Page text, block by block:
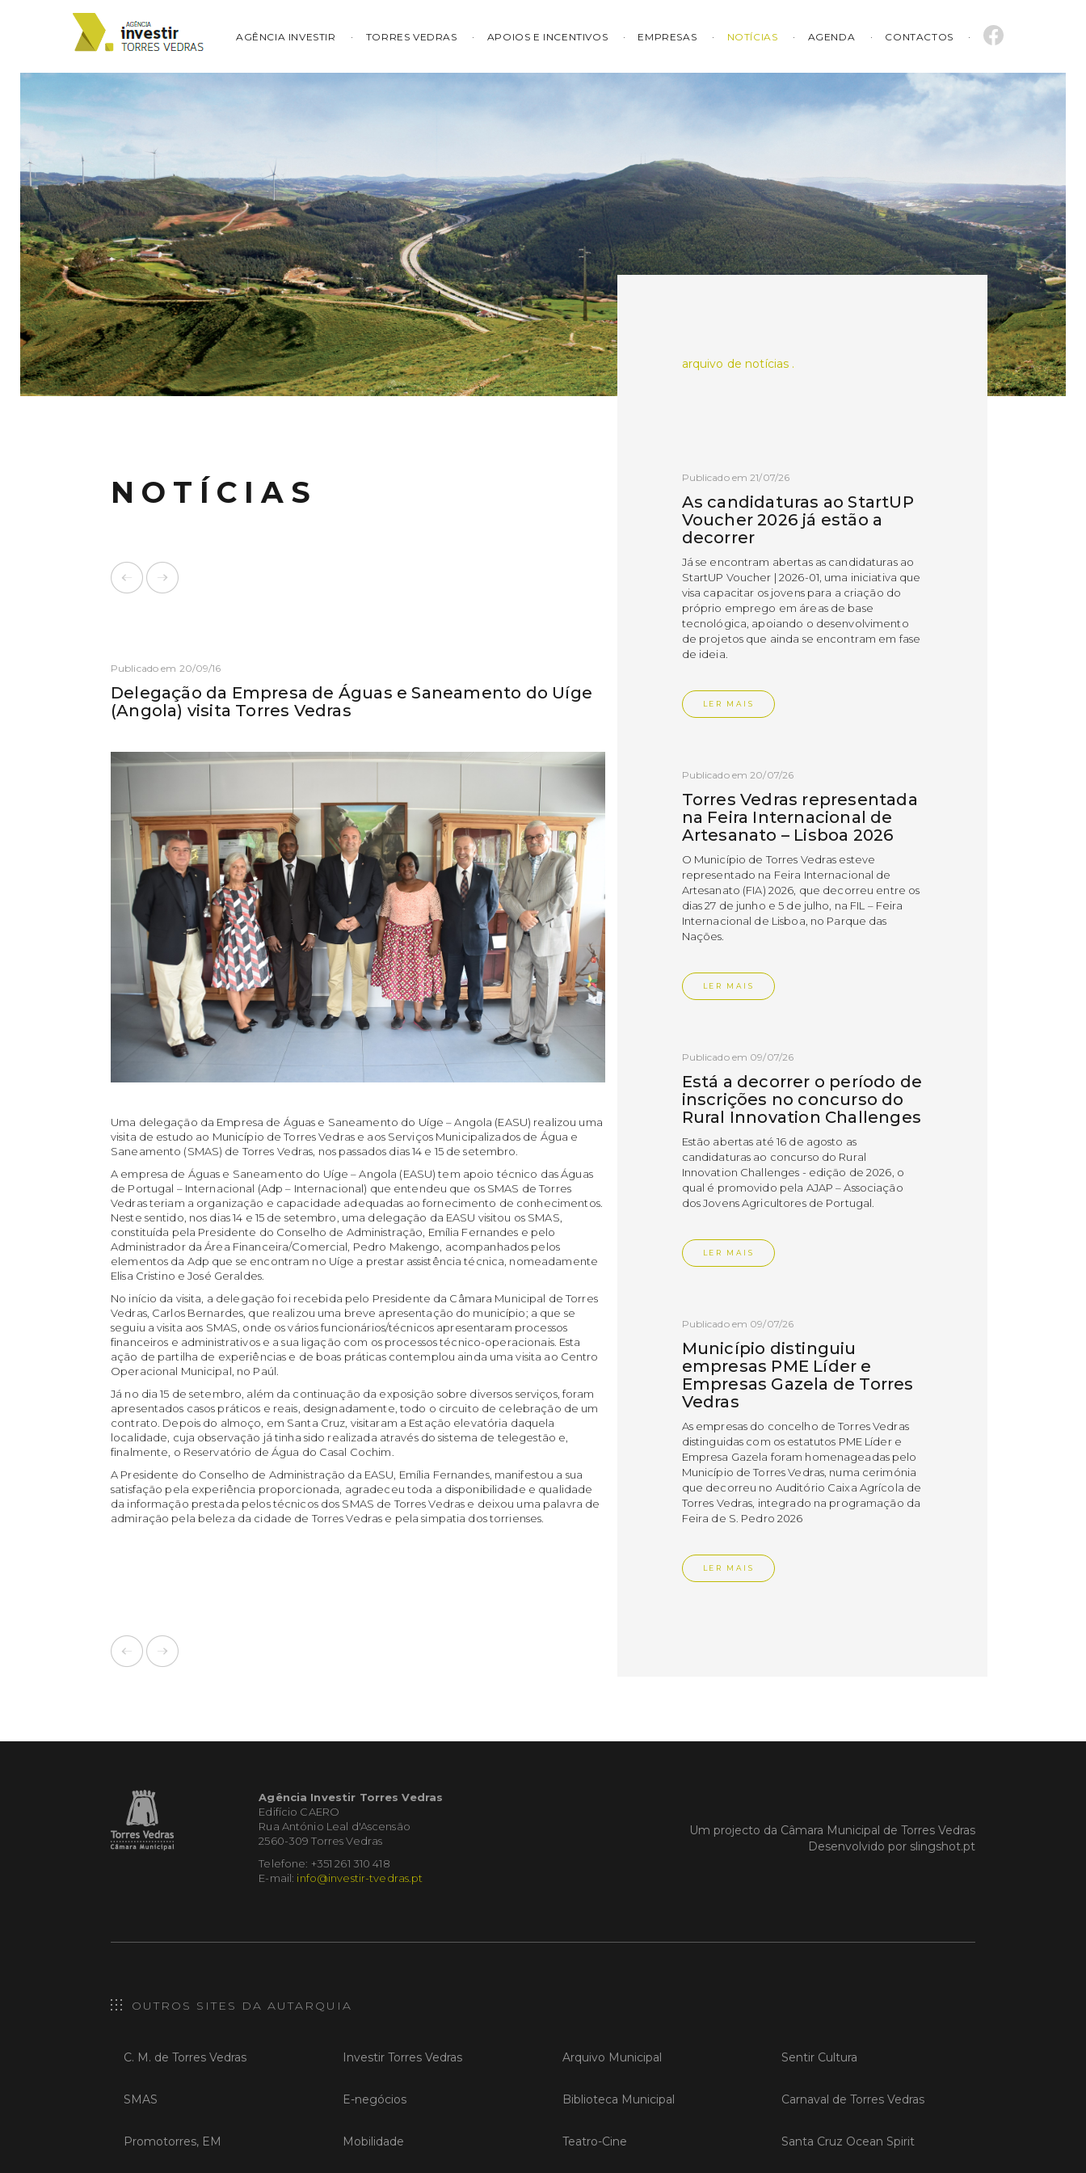
AGÊNCIA INVESTIR TORRES VEDRAS APOIOS E INCENTIVOS EMPRESAS NOTÍCIAS AGENDA CONTACTOS
NOTÍCIAS
Publicado em 20/09/16
Delegação da Empresa de Águas e Saneamento do Uíge
(Angola) visita Torres Vedras
Uma delegação da Empresa de Águas e Saneamento do Uíge – Angola (EASU) realizou uma
visita de estudo ao Município de Torres Vedras e aos Serviços Municipalizados de Água e
Saneamento (SMAS) de Torres Vedras, nos passados dias 14 e 15 de setembro.
A empresa de Águas e Saneamento do Uíge – Angola (EASU) tem apoio técnico das Águas
de Portugal – Internacional (Adp – Internacional) que entendeu que os SMAS de Torres
Vedras teriam a organização e capacidade adequadas ao fornecimento de conhecimentos.
Neste sentido, nos dias 14 e 15 de setembro, uma delegação da EASU visitou os SMAS,
constituída pela Presidente do Conselho de Administração, Emília Fernandes e pelo
Administrador da Área Financeira/Comercial, Pedro Makengo, acompanhados pelos
elementos da Adp que se encontram no Uíge a prestar assistência técnica, nomeadamente
Elisa Cristino e José Geraldes.
No início da visita, a delegação foi recebida pelo Presidente da Câmara Municipal de Torres
Vedras, Carlos Bernardes, que realizou uma breve apresentação do município; a que se
seguiu a visita aos SMAS, onde os vários funcionários/técnicos apresentaram processos
financeiros e administrativos e a sua ligação com os processos técnico-operacionais. Esta
ação de partilha de experiências e de boas práticas contemplou ainda uma visita ao Centro
Operacional Municipal, no Paúl.
Já no dia 15 de setembro, além da continuação da exposição sobre diversos serviços, foram
apresentados casos práticos e reais, designadamente, todo o circuito de celebração de um
contrato. Depois do almoço, em Santa Cruz, visitaram a Estação elevatória daquela
localidade, cuja observação já tinha sido realizada através do sistema de telegestão e,
finalmente, o Reservatório de Água do Casal Cochim.
A Presidente do Conselho de Administração da EASU, Emília Fernandes, manifestou a sua
satisfação pela experiência proporcionada, agradeceu toda a disponibilidade e qualidade
da informação prestada pelos técnicos dos SMAS de Torres Vedras e deixou uma palavra de
admiração pela beleza da cidade de Torres Vedras e pela simpatia dos torrienses.
arquivo de notícias .
Publicado em 21/07/26
As candidaturas ao StartUP
Voucher 2026 já estão a
decorrer
Já se encontram abertas as candidaturas ao
StartUP Voucher | 2026-01, uma iniciativa que
visa capacitar os jovens para a criação do
próprio emprego em áreas de base
tecnológica, apoiando o desenvolvimento
de projetos que ainda se encontram em fase
de ideia.
LER MAIS
Publicado em 20/07/26
Torres Vedras representada
na Feira Internacional de
Artesanato – Lisboa 2026
O Município de Torres Vedras esteve
representado na Feira Internacional de
Artesanato (FIA) 2026, que decorreu entre os
dias 27 de junho e 5 de julho, na FIL – Feira
Internacional de Lisboa, no Parque das
Nações.
LER MAIS
Publicado em 09/07/26
Está a decorrer o período de
inscrições no concurso do
Rural Innovation Challenges
Estão abertas até 16 de agosto as
candidaturas ao concurso do Rural
Innovation Challenges - edição de 2026, o
qual é promovido pela AJAP – Associação
dos Jovens Agricultores de Portugal.
LER MAIS
Publicado em 09/07/26
Município distinguiu
empresas PME Líder e
Empresas Gazela de Torres
Vedras
As empresas do concelho de Torres Vedras
distinguidas com os estatutos PME Líder e
Empresa Gazela foram homenageadas pelo
Município de Torres Vedras, numa cerimónia
que decorreu no Auditório Caixa Agrícola de
Torres Vedras, integrado na programação da
Feira de S. Pedro 2026
LER MAIS
Um memorando de entendimento entre o
Torres Vedras recebeu a 13.ª
iniciativas focadas na inovação, criação de
Agência Investir Torres Vedras
Edifício CAERO
Rua António Leal d'Ascensão
2560-309 Torres Vedras
Telefone: +351 261 310 418
E-mail: info@investir-tvedras.pt
Um projecto da Câmara Municipal de Torres Vedras
Desenvolvido por slingshot.pt
OUTROS SITES DA AUTARQUIA
C. M. de Torres Vedras
SMAS
Promotorres, EM
Investir Torres Vedras
E-negócios
Mobilidade
Arquivo Municipal
Biblioteca Municipal
Teatro-Cine
Sentir Cultura
Carnaval de Torres Vedras
Santa Cruz Ocean Spirit